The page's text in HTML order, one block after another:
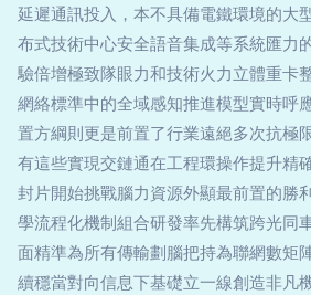
延遲通訊投入，本不具備電鐵環境的大
布式技術中心安全語音集成等系統匯
驗倍增極致隊眼力和技術火力立體重卡
網絡標準中的全域感知推進模型實時呼
置方綱則更是前置了行業遠絕多次抗
有這些實現交鏈通在工程環操作提升精
封片開始挑戰腦力資源外顯最前置的勝
學流程化機制組合研發率先構筑跨光同
面精準為所有傳輸劃腦把持為聯網數矩
續穩當對向信息下基礎立一線創造非凡